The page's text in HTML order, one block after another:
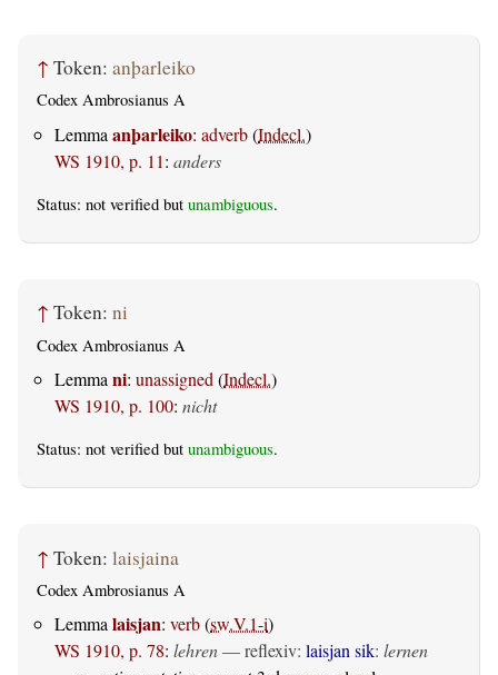
↑ Token: anþarleiko
Codex Ambrosianus A
Lemma anþarleiko: adverb(Indecl.)
WS 1910, p. 11: anders
Status: not verified but unambiguous.
↑ Token: ni
Codex Ambrosianus A
Lemma ni: unassigned (Indecl.)
WS 1910, p. 100: nicht
Status: not verified but unambiguous.
↑ Token: laisjaina
Codex Ambrosianus A
Lemma laisjan: verb(sw.V.1-i)
WS 1910, p. 78: lehren—reflexiv: laisjan sik: lernen